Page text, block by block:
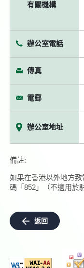
有關機構
辦公室電話
傳真
電郵
辦公室地址
備註:
如果在香港以外地方
碼「852」（不適用於
返回